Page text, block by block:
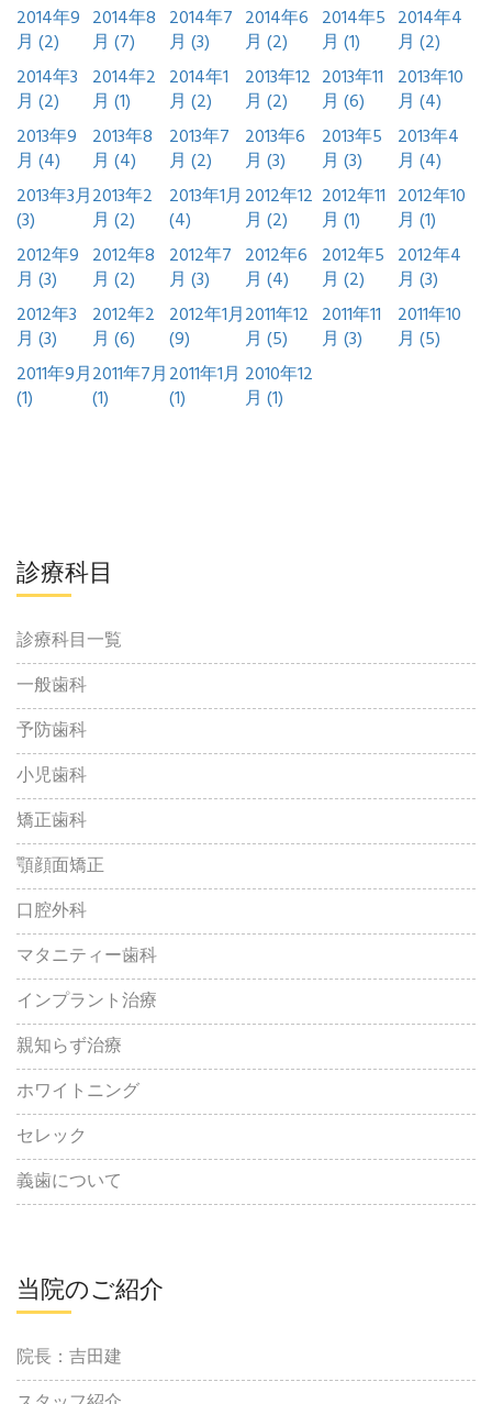
2014年9
月 (2)
2014年8
月 (7)
2014年7
月 (3)
2014年6
月 (2)
2014年5
月 (1)
2014年4
月 (2)
2014年3
月 (2)
2014年2
月 (1)
2014年1
月 (2)
2013年12
月 (2)
2013年11
月 (6)
2013年10
月 (4)
2013年9
月 (4)
2013年8
月 (4)
2013年7
月 (2)
2013年6
月 (3)
2013年5
月 (3)
2013年4
月 (4)
2013年3月
(3)
2013年2
月 (2)
2013年1月
(4)
2012年12
月 (2)
2012年11
月 (1)
2012年10
月 (1)
2012年9
月 (3)
2012年8
月 (2)
2012年7
月 (3)
2012年6
月 (4)
2012年5
月 (2)
2012年4
月 (3)
2012年3
月 (3)
2012年2
月 (6)
2012年1月
(9)
2011年12
月 (5)
2011年11
月 (3)
2011年10
月 (5)
2011年9月
(1)
2011年7月
(1)
2011年1月
(1)
2010年12
月 (1)
診療科目
診療科目一覧
一般歯科
予防歯科
小児歯科
矯正歯科
顎顔面矯正
口腔外科
マタニティー歯科
インプラント治療
親知らず治療
ホワイトニング
セレック
義歯について
当院のご紹介
院長：吉田建